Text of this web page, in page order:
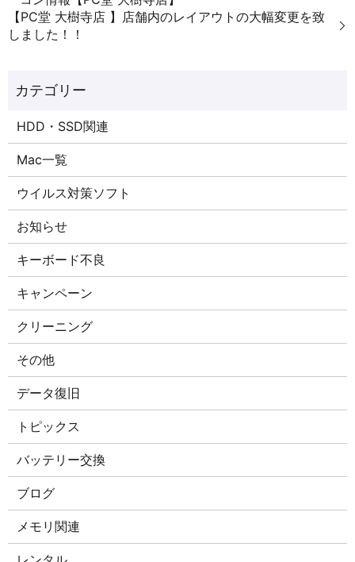
【PC堂 大樹寺店 】店舗内のレイアウトの大幅変更を致
しました！！
HDD・SSD関連
Mac一覧
ウイルス対策ソフト
お知らせ
キーボード不良
キャンペーン
クリーニング
その他
データ復旧
トピックス
バッテリー交換
ブログ
メモリ関連